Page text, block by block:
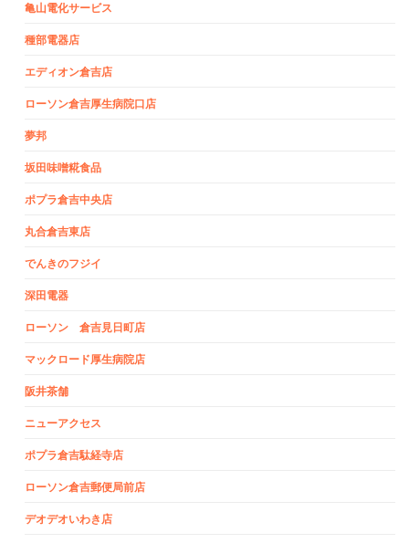
亀山電化サービス
種部電器店
エディオン倉吉店
ローソン倉吉厚生病院口店
夢邦
坂田味噌糀食品
ポプラ倉吉中央店
丸合倉吉東店
でんきのフジイ
深田電器
ローソン 倉吉見日町店
マックロード厚生病院店
阪井茶舗
ニューアクセス
ポプラ倉吉駄経寺店
ローソン倉吉郵便局前店
デオデオいわき店